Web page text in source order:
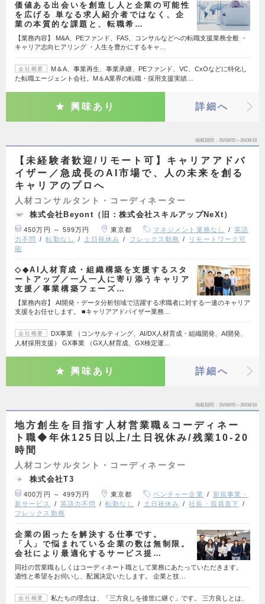
価値ある出会いを創造し人と企業の可能性
を広げる 単なる求人紹介者ではなく、企
業の本質的な課題と、転職希…
【業務内容】 M&A、PEファンド、FAS、コンサルなどへの転職支援業務全般 ・
キャリア志向ヒアリング ・人生を豊かにするキャ…
会社概要
M＆A、事業再生、事業承継、PEファンド、VC、CxOなどに特化し
た転職エージェント会社。M＆A業界の転職・採用支援実績…
興味あり 詳細へ
掲載期間 26/08/05～26/08/18
【未経験者歓迎/リモート可】キャリアアドバ
イザー／急成長のAI市場で、人の未来を創る
キャリアのプロへ
人材コンサルタント・コーディネーター
株式会社Beyont（旧：株式会社スキルアップNeXt）
450万円 ～ 599万円 東京都 マネジメント業務なし
英語
力不問
転勤なし 土日祝休み フレックス勤務
リモートワーク可
能
◇◆AI人材育成・組織構築を支援するスタ
ートアップ／一人一人に寄り添うキャリア
支援／事業構築フェーズ…
【業務内容】 AI開発・データ分析領域で活躍する求職者に対する一連のキャリア
支援をお任せします。 ■キャリアアドバイザー業務…
会社概要
DX事業 （コンサルティング、AI/DX人材育成・組織開発、AI開発、
人材採用支援） GX事業 （GX人材育成、GX検定運…
興味あり 詳細へ
掲載期間 26/08/05～26/08/18
地方創生を目指す人材営業職&コーディネー
ト職◆年休125日以上/土日祝休み/残業10-20
時間
人材コンサルタント・コーディネーター
株式会社T3
400万円 ～ 499万円 東京都 ベンチャー企業
新規事業・
新サービス
英語力不問 転勤なし 土日祝休み
社長・役員直下
フレックス勤務
企業の困ったを解決する仕事です。
「人」で悩まれている企業の数は無制限。
会社により最適化するサービス提…
同社の営業職もしくはコーディネート職として業務にあたっていただきます。
適性と希望をお伺いし、配属決定いたします。 企業と技…
会社概要 私たちの理念は、「三方良しを後世に継ぐ」です。 三方良しとは、